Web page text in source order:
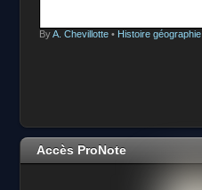
ByA. Chevillotte• Histoire géographie,
Accès ProNote